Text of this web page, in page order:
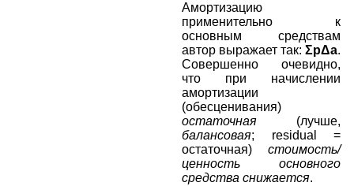
Амортизацию
применительно к
основным средствам
автор выражает так:ΣрΔа.
Совершенно очевидно,
что при начислении
амортизации
(обесценивания)
остаточная (лучше,
балансовая; residual
=
остаточная)стоимость/
ценность основного
средства снижается.